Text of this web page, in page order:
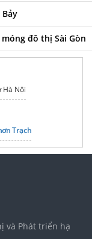
đô thị Sài Gòn
Hà Nội
Trạch
tử vi
và Phát triển hạ